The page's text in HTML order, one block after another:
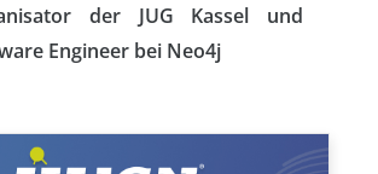
der JUG Kassel und
Engineer bei Neo4j